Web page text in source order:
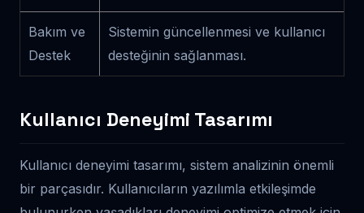
Bakım ve
Destek
Sistemin güncellenmesi ve kullanıcı
desteğinin sağlanması.
Kullanıcı Deneyimi Tasarımı
Kullanıcı deneyimi tasarımı, sistem analizinin önemli
bir parçasıdır. Kullanıcıların yazılımla etkileşimde